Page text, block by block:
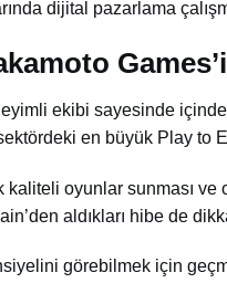
dijital pazarlama
ekibi sayesinde
en büyük Play to
oyunlar sunması
aldıkları hibe de
görebilmek için